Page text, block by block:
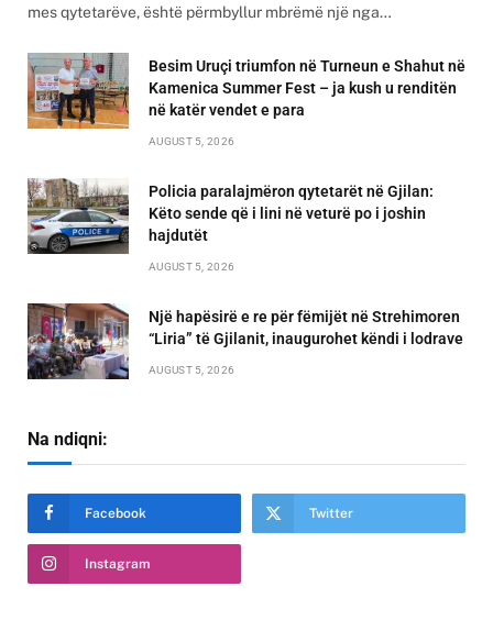
mes qytetarëve, është përmbyllur mbrëmë një nga…
Besim Uruçi triumfon në Turneun e Shahut në
Kamenica Summer Fest – ja kush u renditën
në katër vendet e para
AUGUST 5, 2026
Policia paralajmëron qytetarët në Gjilan:
Këto sende që i lini në veturë po i joshin
hajdutët
AUGUST 5, 2026
Një hapësirë e re për fëmijët në Strehimoren
“Liria” të Gjilanit, inaugurohet këndi i lodrave
AUGUST 5, 2026
Na ndiqni:
Facebook Twitter
Instagram